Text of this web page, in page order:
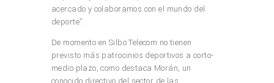
acercado y colaboramos con el mundo del
deporte”.
De momento en Silbö Telecom no tienen
previsto más patrocinios deportivos a corto-
medio plazo, como destaca Morán, un
conocido directivo del sector de las